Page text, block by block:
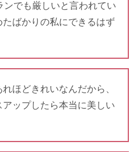
ンでも厳しいと言われてい
ばかりの私にできるはず
ほどきれいなんだから、
ップしたら本当に美しい